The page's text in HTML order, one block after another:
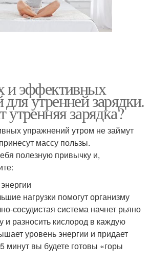
и эффективных
утренней зарядки.
утренняя зарядка?
упражнений утром не займут
массу пользы.
полезную привычку и,
нагрузки помогут организму
сосудистая система начнет рьяно
и разносить кислород в каждую
уровень энергии и придает
минут вы будете готовы «горы